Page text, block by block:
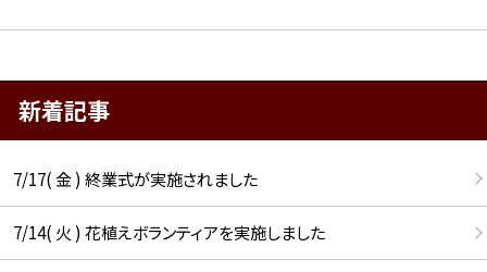
新着記事
7/17( 金 ) 終業式が実施されました
7/14( 火 ) 花植えボランティアを実施しました